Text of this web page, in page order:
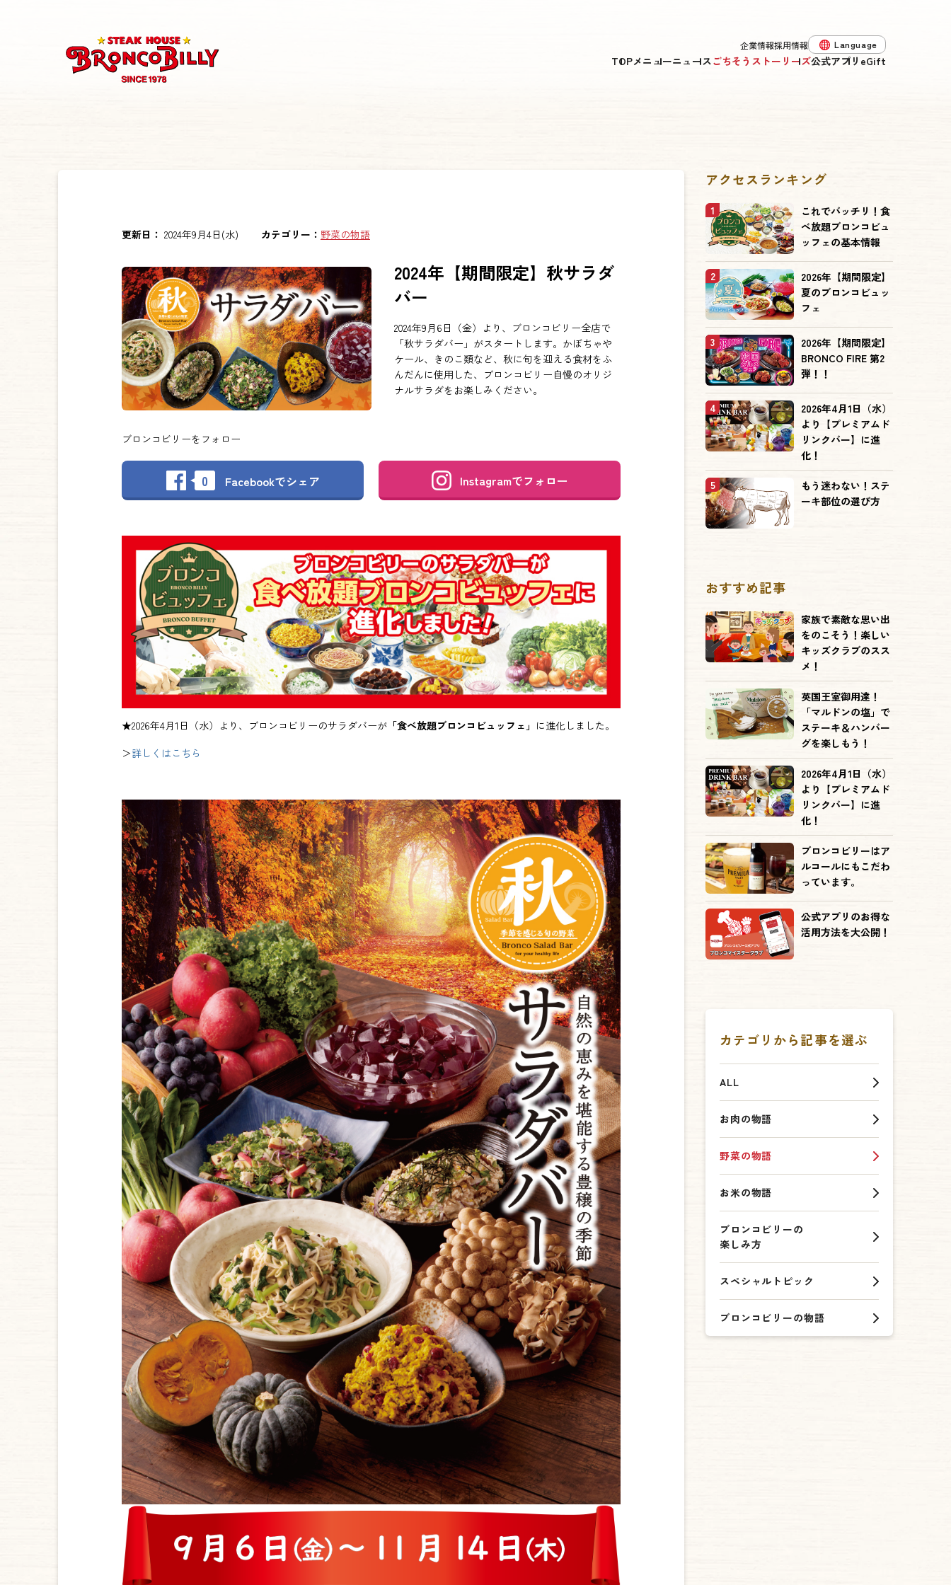
TOPメニューニュースごちそうストーリーズ公式アプリ eGift
企業情報採用情報 Language
更新日： 2024年9月4日(水) カテゴリー： 野菜の物語
2024年【期間限定】秋サラダ
バー
2024年9月6日（金）より、ブロンコビリー全店で
「秋サラダバー」がスタートします。かぼちゃや
ケール、きのこ類など、秋に旬を迎える食材をふ
んだんに使用した、ブロンコビリー自慢のオリジ
ナルサラダをお楽しみください。
ブロンコビリーをフォロー
0 Facebookでシェア Instagramでフォロー
★2026年4月1日（水）より、ブロンコビリーのサラダバーが 「食べ放題ブロンコビュッフェ」 に進化しました。
＞詳しくはこちら
アクセスランキング
1
これでバッチリ！食
べ放題ブロンコビュ
ッフェの基本情報
2
2026年【期間限定】
夏のブロンコビュッ
フェ
3
2026年【期間限定】
BRONCO FIRE 第2
弾！！
4
2026年4月1日（水）
より【プレミアムド
リンクバー】に進
化！
5
もう迷わない！ステ
ーキ部位の選び方
おすすめ記事
家族で素敵な思い出
をのこそう！楽しい
キッズクラブのスス
メ！
英国王室御用達！
「マルドンの塩」で
ステーキ＆ハンバー
グを楽しもう！
2026年4月1日（水）
より【プレミアムド
リンクバー】に進
化！
ブロンコビリーはア
ルコールにもこだわ
っています。
公式アプリのお得な
活用方法を大公開！
カテゴリから記事を選ぶ
ALL
お肉の物語
野菜の物語
お米の物語
ブロンコビリーの
楽しみ方
スペシャルトピック
ブロンコビリーの物語